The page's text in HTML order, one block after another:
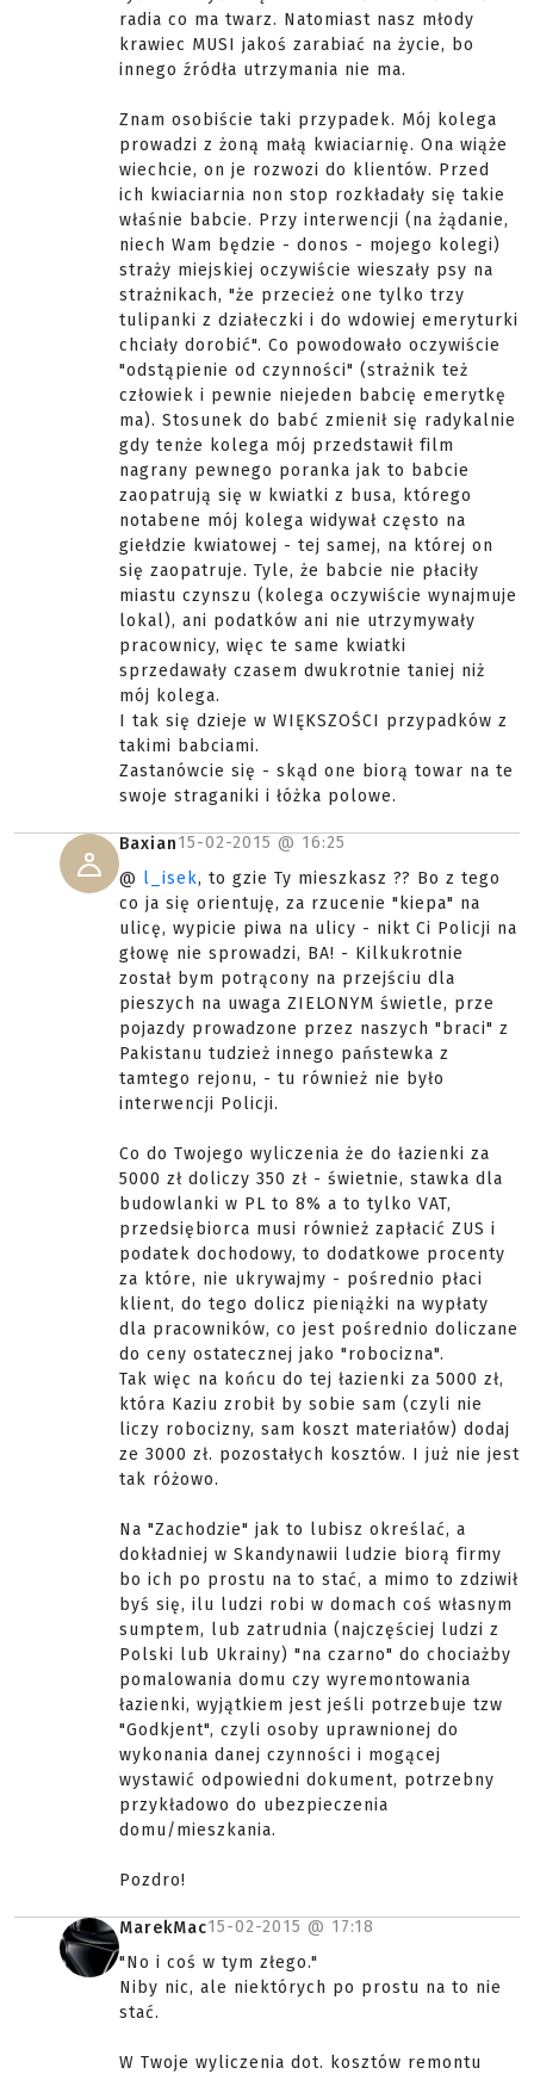
radia co ma twarz. Natomiast nasz młody
krawiec MUSI jakoś zarabiać na życie, bo
innego źródła utrzymania nie ma.
Znam osobiście taki przypadek. Mój kolega
prowadzi z żoną małą kwiaciarnię. Ona wiąże
wiechcie, on je rozwozi do klientów. Przed
ich kwiaciarnia non stop rozkładały się takie
właśnie babcie. Przy interwencji (na żądanie,
niech Wam będzie - donos - mojego kolegi)
straży miejskiej oczywiście wieszały psy na
strażnikach, "że przecież one tylko trzy
tulipanki z działeczki i do wdowiej emeryturki
chciały dorobić". Co powodowało oczywiście
"odstąpienie od czynności" (strażnik też
człowiek i pewnie niejeden babcię emerytkę
ma). Stosunek do babć zmienił się radykalnie
gdy tenże kolega mój przedstawił film
nagrany pewnego poranka jak to babcie
zaopatrują się w kwiatki z busa, którego
notabene mój kolega widywał często na
giełdzie kwiatowej - tej samej, na której on
się zaopatruje. Tyle, że babcie nie płaciły
miastu czynszu (kolega oczywiście wynajmuje
lokal), ani podatków ani nie utrzymywały
pracownicy, więc te same kwiatki
sprzedawały czasem dwukrotnie taniej niż
mój kolega.
I tak się dzieje w WIĘKSZOŚCI przypadków z
takimi babciami.
Zastanówcie się - skąd one biorą towar na te
swoje straganiki i łóżka polowe.
Baxian15-02-2015 @ 16:25
@ l_isek, to gzie Ty mieszkasz ?? Bo z tego
co ja się orientuję, za rzucenie "kiepa" na
ulicę, wypicie piwa na ulicy - nikt Ci Policji na
głowę nie sprowadzi, BA! - Kilkukrotnie
został bym potrącony na przejściu dla
pieszych na uwaga ZIELONYM świetle, prze
pojazdy prowadzone przez naszych "braci" z
Pakistanu tudzież innego państewka z
tamtego rejonu, - tu również nie było
interwencji Policji.
Co do Twojego wyliczenia że do łazienki za
5000 zł doliczy 350 zł - świetnie, stawka dla
budowlanki w PL to 8% a to tylko VAT,
przedsiębiorca musi również zapłacić ZUS i
podatek dochodowy, to dodatkowe procenty
za które, nie ukrywajmy - pośrednio płaci
klient, do tego dolicz pieniążki na wypłaty
dla pracowników, co jest pośrednio doliczane
do ceny ostatecznej jako "robocizna".
Tak więc na końcu do tej łazienki za 5000 zł,
która Kaziu zrobił by sobie sam (czyli nie
liczy robocizny, sam koszt materiałów) dodaj
ze 3000 zł. pozostałych kosztów. I już nie jest
tak różowo.
Na "Zachodzie" jak to lubisz określać, a
dokładniej w Skandynawii ludzie biorą firmy
bo ich po prostu na to stać, a mimo to zdziwił
byś się, ilu ludzi robi w domach coś własnym
sumptem, lub zatrudnia (najczęściej ludzi z
Polski lub Ukrainy) "na czarno" do chociażby
pomalowania domu czy wyremontowania
łazienki, wyjątkiem jest jeśli potrzebuje tzw
"Godkjent", czyli osoby uprawnionej do
wykonania danej czynności i mogącej
wystawić odpowiedni dokument, potrzebny
przykładowo do ubezpieczenia
domu/mieszkania.
Pozdro!
MarekMac15-02-2015 @ 17:18
"No i coś w tym złego."
Niby nic, ale niektórych po prostu na to nie
stać.
W Twoje wyliczenia dot. kosztów remontu